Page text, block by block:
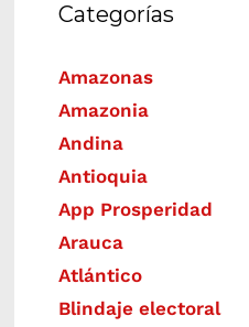
Categorías
Amazonas
Amazonia
Andina
Antioquia
App Prosperidad
Arauca
Atlántico
Blindaje electoral